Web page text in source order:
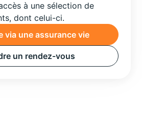
à une sélection de
dont celui-ci.
via une assurance vie
un rendez-vous